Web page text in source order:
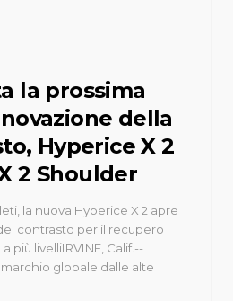
la prossima
della
Hyperice X 2
2 Shoulder
la nuova Hyperice X 2 apre
contrasto per il recupero
livelliIRVINE, Calif.--
marchio globale dalle alte